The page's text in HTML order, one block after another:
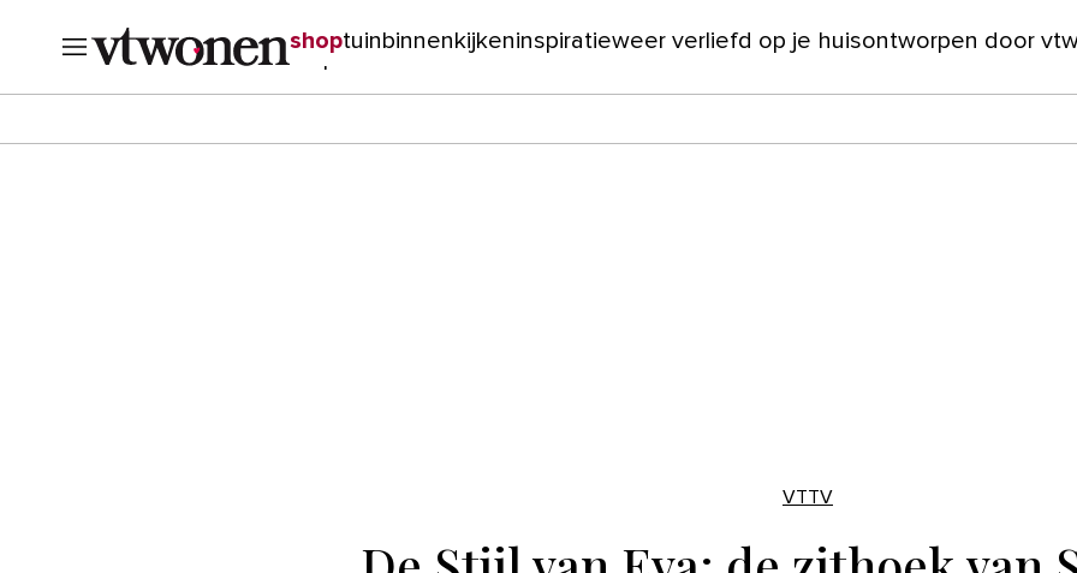
shoptuin binnenkijkeninspiratieweer verliefd op je huisontworpen door
verbouwen
VTTV